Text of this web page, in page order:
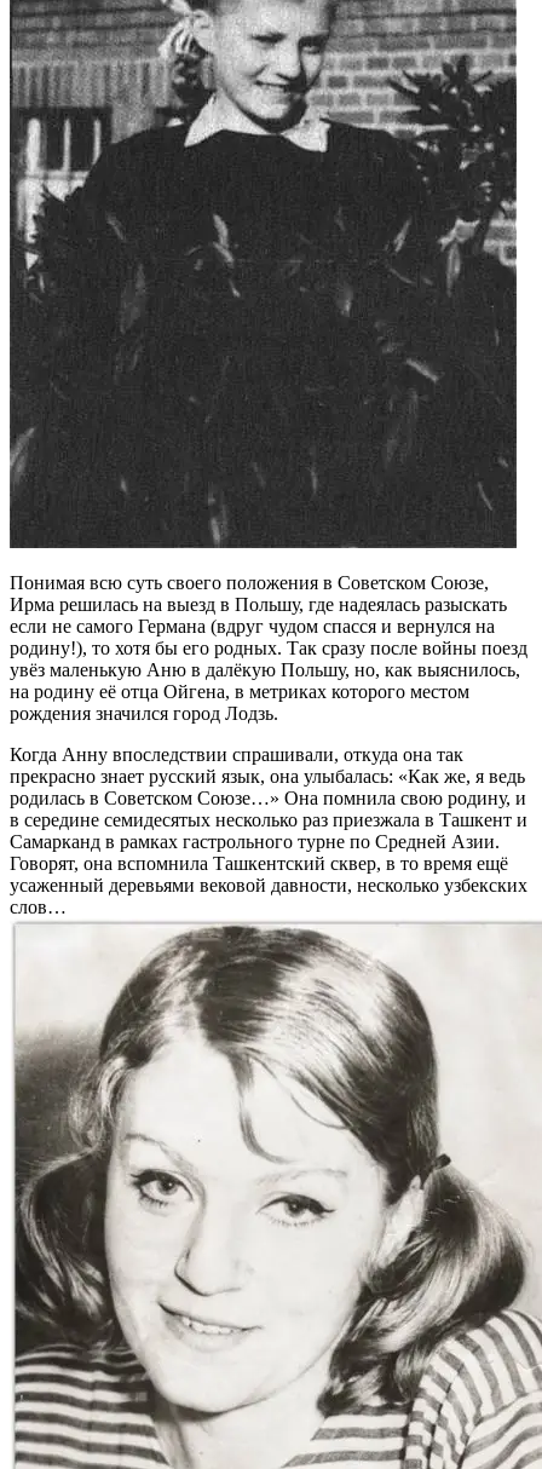
Понимая всю суть своего положения в Советском Союзе,
Ирма решилась на выезд в Польшу, где надеялась разыскать
если не самого Германа (вдруг чудом спасся и вернулся на
родину!), то хотя бы его родных. Так сразу после войны поезд
увёз маленькую Аню в далёкую Польшу, но, как выяснилось,
на родину её отца Ойгена, в метриках которого местом
рождения значился город Лодзь.
Когда Анну впоследствии спрашивали, откуда она так
прекрасно знает русский язык, она улыбалась: «Как же, я ведь
родилась в Советском Союзе…» Она помнила свою родину, и
в середине семидесятых несколько раз приезжала в Ташкент и
Самарканд в рамках гастрольного турне по Средней Азии.
Говорят, она вспомнила Ташкентский сквер, в то время ещё
усаженный деревьями вековой давности, несколько узбекских
слов…